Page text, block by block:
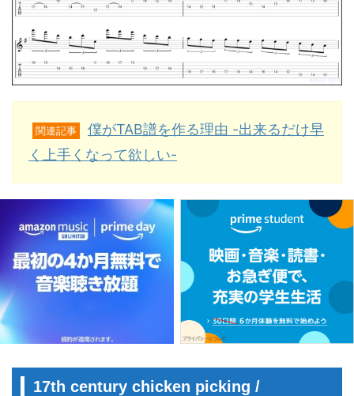
関連記事
僕がTAB譜を作る理由 -出来るだけ早
く上手くなって欲しい-
17th century chicken picking /